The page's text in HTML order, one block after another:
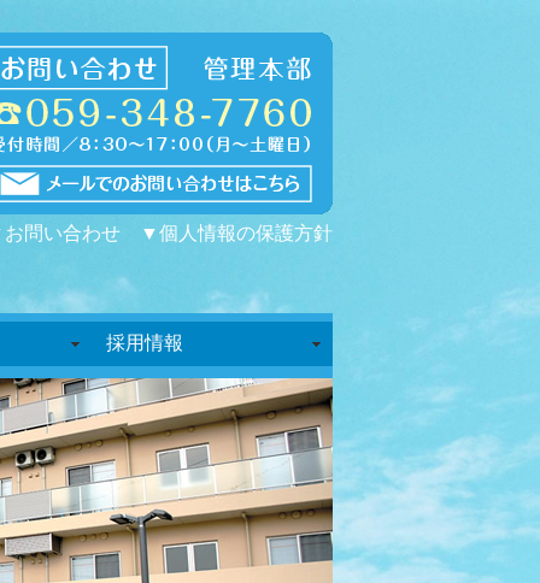
問い合わせ ▼個人情報の保護方針
採用情報